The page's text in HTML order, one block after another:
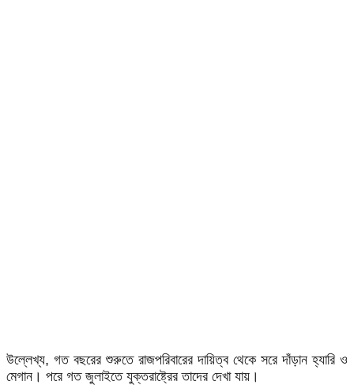
উল্লেখ্য, গত বছরের শুরুতে রাজপরিবারের দায়িত্ব থেকে সরে দাঁড়ান হ্যারি ও
মেগান। পরে গত জুলাইতে যুক্তরাষ্ট্রের তাদের দেখা যায়।